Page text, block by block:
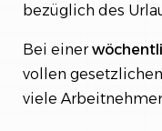
bezüglich des
Bei einer
vollen
viele